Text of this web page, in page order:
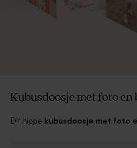
Kubusdoosje met foto en
Dit hippe kubusdoosje met foto